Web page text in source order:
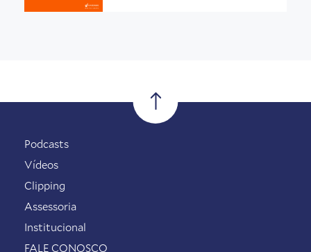
Podcasts
Vídeos
Clipping
Assessoria
Institucional
FALE CONOSCO